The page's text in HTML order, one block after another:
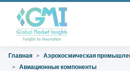
Главная
Аэрокосмическая
Авиационные компоненты